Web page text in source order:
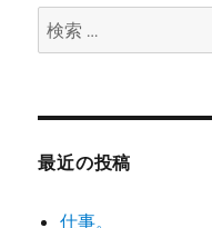
ン
検
索:
最近の投稿
仕事。